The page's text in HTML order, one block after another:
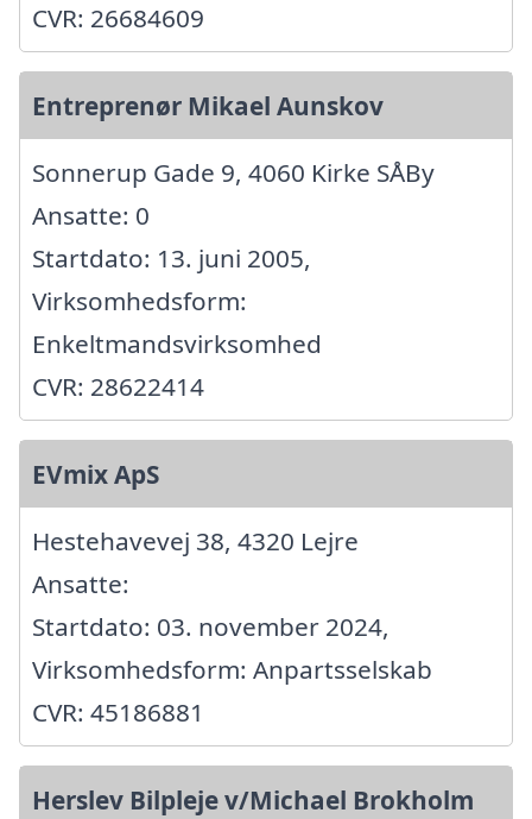
CVR: 26684609
Entreprenør Mikael Aunskov
Sonnerup Gade 9, 4060 Kirke SÅBy
Ansatte: 0
Startdato: 13. juni 2005,
Virksomhedsform:
Enkeltmandsvirksomhed
CVR: 28622414
EVmix ApS
Hestehavevej 38, 4320 Lejre
Ansatte:
Startdato: 03. november 2024,
Virksomhedsform: Anpartsselskab
CVR: 45186881
Herslev Bilpleje v/Michael Brokholm